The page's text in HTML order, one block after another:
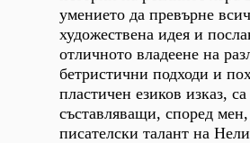
умението да превърне
художествена идея и
отличното владеене на
бетристични подходи и
пластичен езиков изказ,
съставляващи, според
писателски талант на